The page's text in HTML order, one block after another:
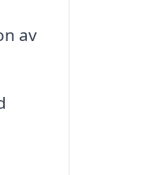
av